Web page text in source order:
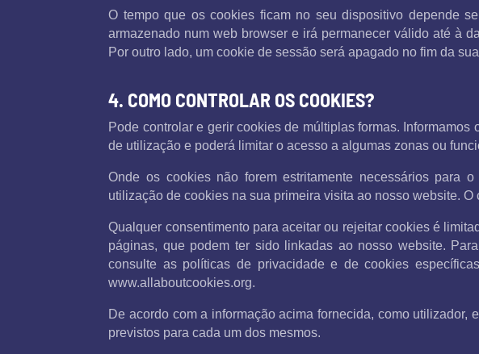
O tempo que os cookies ficam no seu dispositivo depende
armazenado num web browser e irá permanecer válido até à
Por outro lado, um cookie de sessão será apagado no fim da
4. COMO CONTROLAR OS COOKIES?
Pode controlar e gerir cookies de múltiplas formas.
de utilização e poderá limitar o acesso a algumas zonas ou
Onde os cookies não forem estritamente necessários para
utilização de cookies na sua primeira visita ao nosso website.
Qualquer consentimento para aceitar ou rejeitar cookies é
páginas, que podem ter sido linkadas ao nosso website.
consulte as políticas de privacidade e de cookies
www.allaboutcookies.org.
De acordo com a informação acima fornecida, como
previstos para cada um dos mesmos.